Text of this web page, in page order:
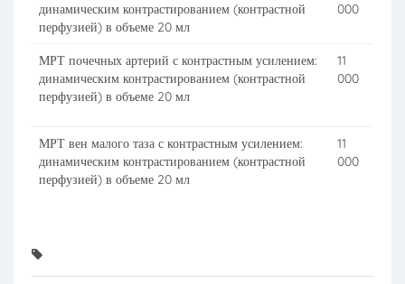
динамическим контрастированием (контрастной
перфузией) в объеме 20 мл
000
МРТ почечных артерий с контрастным усилением:
динамическим контрастированием (контрастной
перфузией) в объеме 20 мл
11
000
МРТ вен малого таза с контрастным усилением:
динамическим контрастированием (контрастной
перфузией) в объеме 20 мл
11
000